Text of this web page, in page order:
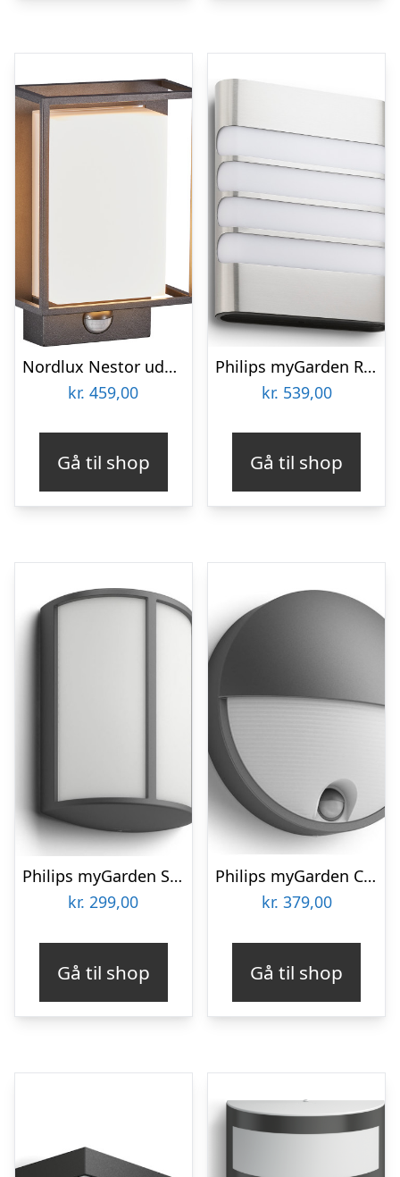
Nordlux Nestor udendørs væglampe med sensor
kr. 459,00
Gå til shop
Philips myGarden Racoon udendørs væglampe
kr. 539,00
Gå til shop
Philips myGarden Stock udendørs væglampe
kr. 299,00
Gå til shop
Philips myGarden Capricorn udendørs væglampe med sensor
kr. 379,00
Gå til shop